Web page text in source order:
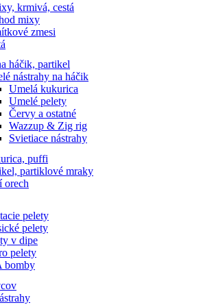
krmivá, cestá
mixy
zmesi
háčik, partikel
nástrahy na háčik
Umelá kukurica
Umelé pelety
Červy a ostatné
Wazzup & Zig rig
Svietiace nástrahy
puffi
partiklové mraky
orech
pelety
pelety
v dipe
pelety
bomby